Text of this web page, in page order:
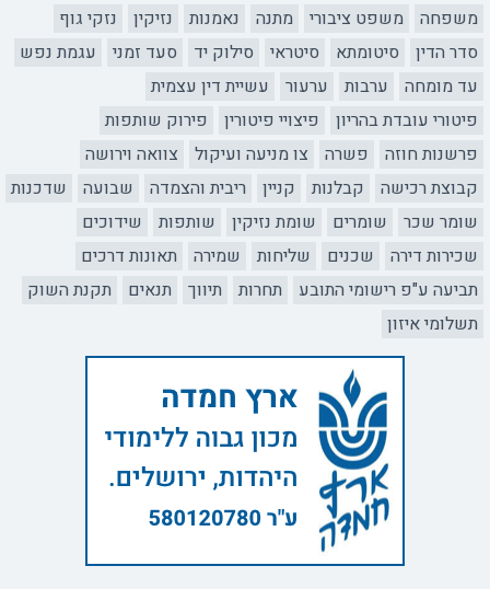
משפחה
משפט ציבורי מתנה נאמנות נזיקין
נזקי גוף
סדר הדין
סיטומתא סיטראי סילוק יד סעד זמני
עגמת נפש
עד מומחה
ערבות ערעור
עשיית דין עצמית
פיטורי עובדת בהריון
פיצויי פיטורין
פירוק שותפות
פרשנות חוזה
פשרה צו מניעה ועיקול
צוואה וירושה
קבוצת רכישה
קבלנות קניין ריבית והצמדה שבועה
שדכנות
שומר שכר
שומרים שומת נזיקין שותפות
שידוכים
שכירות דירה
שכנים שליחות שמירה
תאונות דרכים
תביעה ע"פ רישומי התובע
תחרות תיווך תנאים
תקנת השוק
תשלומי איזון